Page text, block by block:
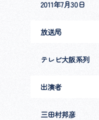
2011年7月30日
放送局
テレビ大阪系列
出演者
三田村邦彦